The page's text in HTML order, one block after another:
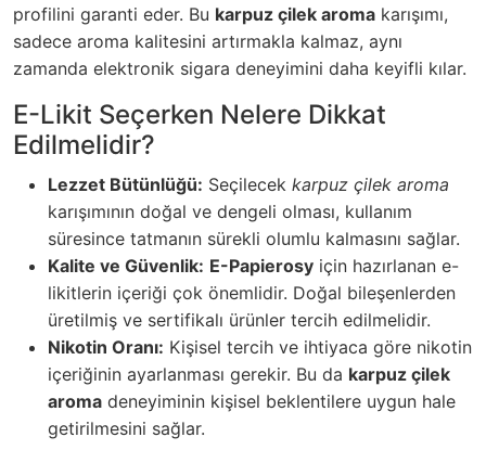
profilini garanti eder. Bu karpuz çilek aroma karışımı,
sadece aroma kalitesini artırmakla kalmaz, aynı
zamanda elektronik sigara deneyimini daha keyifli kılar.
E-Likit Seçerken Nelere Dikkat
Edilmelidir?
Lezzet Bütünlüğü: Seçilecek karpuz çilek aroma
karışımının doğal ve dengeli olması, kullanım
süresince tatmanın sürekli olumlu kalmasını sağlar.
Kalite ve Güvenlik: E-Papierosy için hazırlanan e-
likitlerin içeriği çok önemlidir. Doğal bileşenlerden
üretilmiş ve sertifikalı ürünler tercih edilmelidir.
Nikotin Oranı: Kişisel tercih ve ihtiyaca göre nikotin
içeriğinin ayarlanması gerekir. Bu da karpuz çilek
aroma deneyiminin kişisel beklentilere uygun hale
getirilmesini sağlar.